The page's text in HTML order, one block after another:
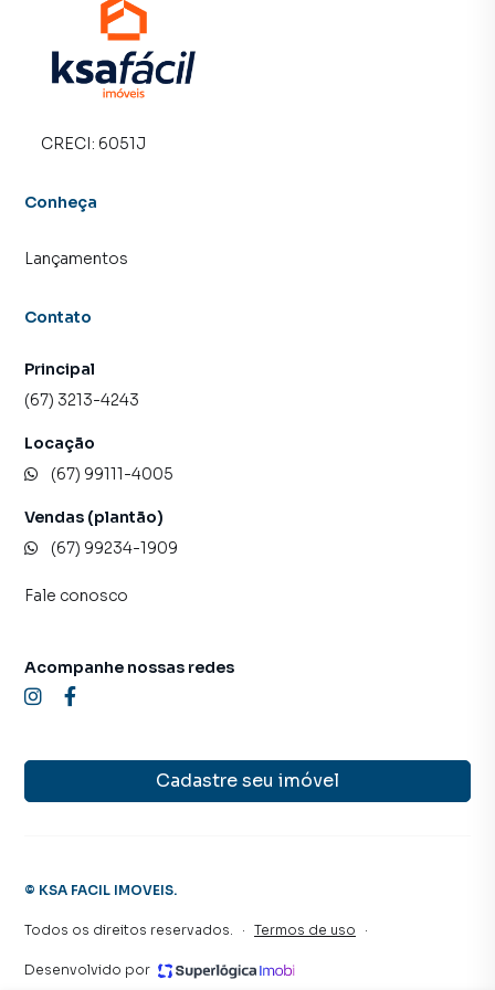
CRECI: 6051J
Conheça
Lançamentos
Contato
Principal
(67) 3213-4243
Locação
(67) 99111-4005
Vendas (plantão)
(67) 99234-1909
Fale conosco
Cadastre seu imóvel
Acompanhe nossas redes
© KSA FACIL IMOVEIS.
Todos os direitos reservados. · Termos de uso ·
Desenvolvido por